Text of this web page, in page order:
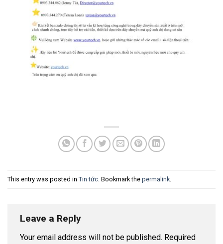
This entry was posted in Tin tức . Bookmark the permalink
Leave a Reply
Your email address will not be published. Required